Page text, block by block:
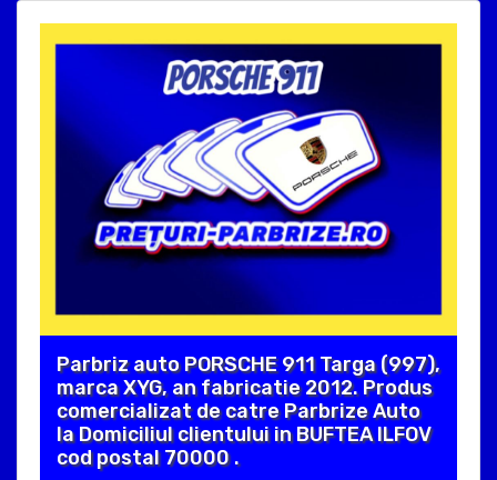
Parbriz auto PORSCHE 911 Targa (997),
marca XYG, an fabricatie 2012. Produs
comercializat de catre Parbrize Auto
la Domiciliul clientului in BUFTEA ILFOV
cod postal 70000 .